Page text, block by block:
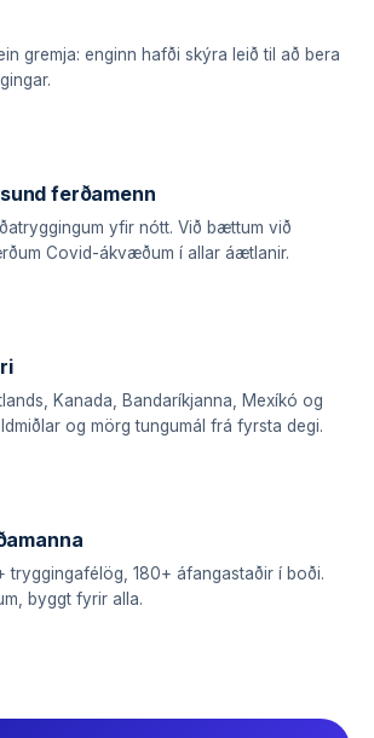
gremja: enginn hafði skýra leið til að bera
ferðamenn
yfir nótt. Við bættum við
Covid-ákvæðum í allar áætlanir.
Kanada, Bandaríkjanna, Mexíkó og
og mörg tungumál frá fyrsta degi.
tryggingafélög, 180+ áfangastaðir í boði.
byggt fyrir alla.